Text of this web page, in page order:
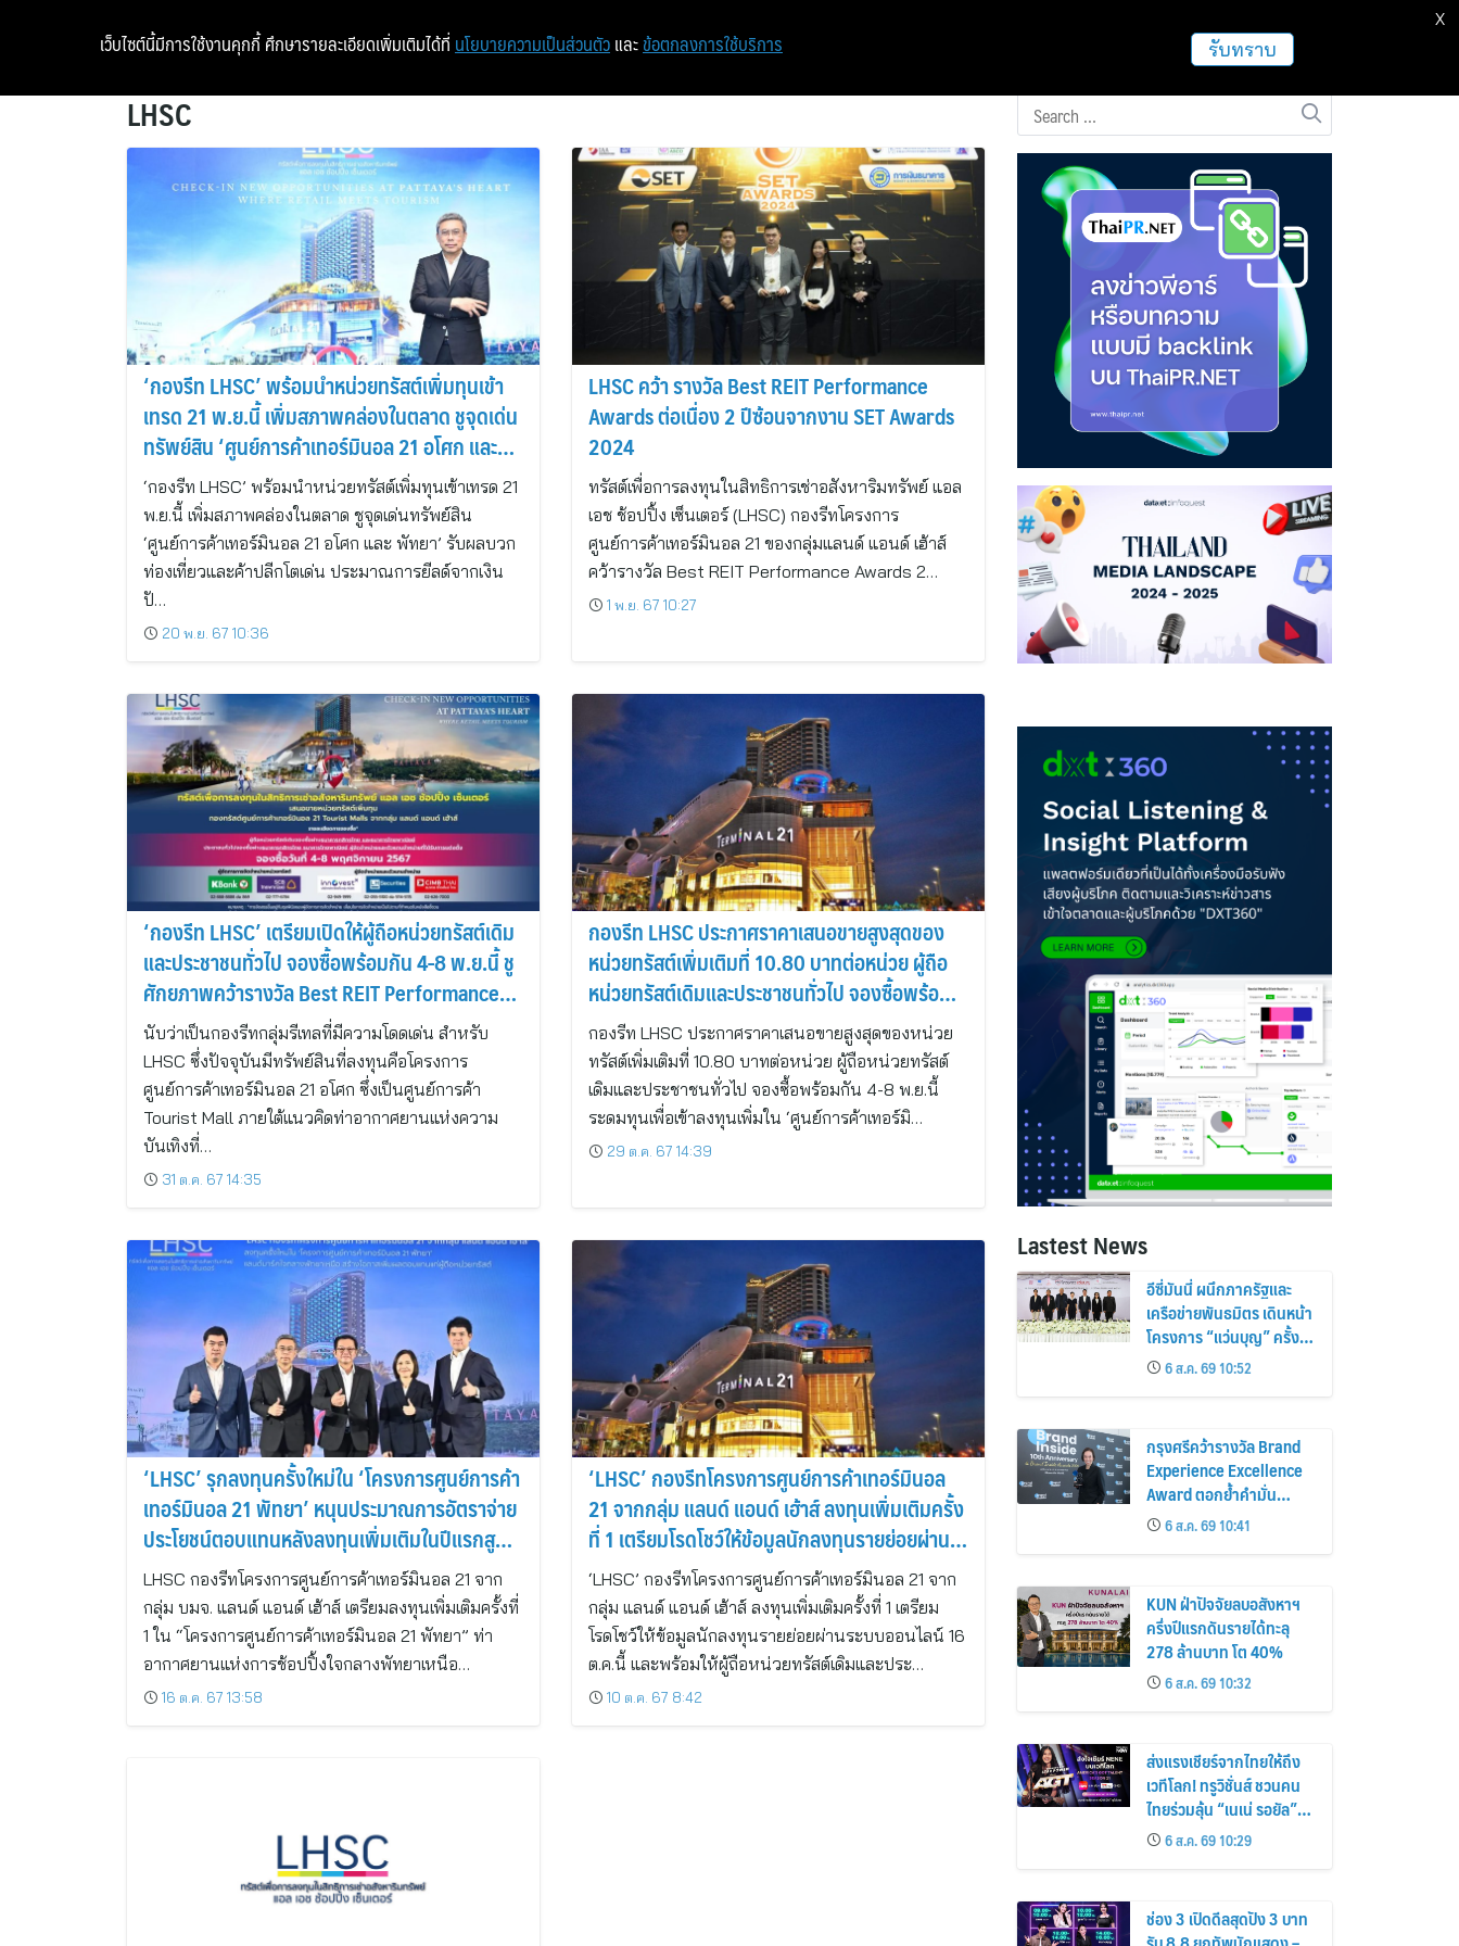
หน้าแรก ท่องเที่ยว ฝากข่าวประชาสัมพันธ์
LHSC
‘กองรีท LHSC’ พร้อมนำหน่วยทรัสต์เพิ่มทุนเข้า
เทรด 21 พ.ย.นี้ เพิ่มสภาพคล่องในตลาด ชูจุดเด่น
ทรัพย์สิน ‘ศูนย์การค้าเทอร์มินอล 21 อโศก และ
พัทยา’ รับผลบวกท่องเที่ยวและค้าปลีกโตเด่น
‘กองรีท LHSC’ พร้อมนำหน่วยทรัสต์เพิ่มทุนเข้าเทรด 21
พ.ย.นี้ เพิ่มสภาพคล่องในตลาด ชูจุดเด่นทรัพย์สิน
‘ศูนย์การค้าเทอร์มินอล 21 อโศก และ พัทยา’ รับผลบวก
ท่องเที่ยวและค้าปลีกโตเด่น ประมาณการยีลด์จากเงิน
ปั…
20 พ.ย. 67 10:36
LHSC คว้า รางวัล Best REIT Performance
Awards ต่อเนื่อง 2 ปีซ้อนจากงาน SET Awards
2024
ทรัสต์เพื่อการลงทุนในสิทธิการเช่าอสังหาริมทรัพย์ แอล
เอช ช้อปปิ้ง เซ็นเตอร์ (LHSC) กองรีทโครงการ
ศูนย์การค้าเทอร์มินอล 21 ของกลุ่มแลนด์ แอนด์ เฮ้าส์
คว้ารางวัล Best REIT Performance Awards 2…
1 พ.ย. 67 10:27
‘กองรีท LHSC’ เตรียมเปิดให้ผู้ถือหน่วยทรัสต์เดิม
และประชาชนทั่วไป จองซื้อพร้อมกัน 4-8 พ.ย.นี้ ชู
ศักยภาพคว้ารางวัล Best REIT Performance
Awards 2 ปีซ้อนจาก SET AWARDS 2024
นับว่าเป็นกองรีทกลุ่มรีเทลที่มีความโดดเด่น สำหรับ
LHSC ซึ่งปัจจุบันมีทรัพย์สินที่ลงทุนคือโครงการ
ศูนย์การค้าเทอร์มินอล 21 อโศก ซึ่งเป็นศูนย์การค้า
Tourist Mall ภายใต้แนวคิดท่าอากาศยานแห่งความ
บันเทิงที่…
31 ต.ค. 67 14:35
กองรีท LHSC ประกาศราคาเสนอขายสูงสุดของ
หน่วยทรัสต์เพิ่มเติมที่ 10.80 บาทต่อหน่วย ผู้ถือ
หน่วยทรัสต์เดิมและประชาชนทั่วไป จองซื้อพร้อม
กัน 4-8 พ.ย.นี้
กองรีท LHSC ประกาศราคาเสนอขายสูงสุดของหน่วย
ทรัสต์เพิ่มเติมที่ 10.80 บาทต่อหน่วย ผู้ถือหน่วยทรัสต์
เดิมและประชาชนทั่วไป จองซื้อพร้อมกัน 4-8 พ.ย.นี้
ระดมทุนเพื่อเข้าลงทุนเพิ่มใน ‘ศูนย์การค้าเทอร์มิ…
29 ต.ค. 67 14:39
‘LHSC’ รุกลงทุนครั้งใหม่ใน ‘โครงการศูนย์การค้า
เทอร์มินอล 21 พัทยา’ หนุนประมาณการอัตราจ่าย
ประโยชน์ตอบแทนหลังลงทุนเพิ่มเติมในปีแรกสูงที่
ประมาณ 9.5% เปิดให้ผู้ถือหน่วยทรัสต์เดิมและ
ประชาชนทั่วไป จองซื้อ 4-8 พ.ย.นี้
LHSC กองรีทโครงการศูนย์การค้าเทอร์มินอล 21 จาก
กลุ่ม บมจ. แลนด์ แอนด์ เฮ้าส์ เตรียมลงทุนเพิ่มเติมครั้งที่
1 ใน “โครงการศูนย์การค้าเทอร์มินอล 21 พัทยา” ท่า
อากาศยานแห่งการช้อปปิ้งใจกลางพัทยาเหนือ…
16 ต.ค. 67 13:58
‘LHSC’ กองรีทโครงการศูนย์การค้าเทอร์มินอล
21 จากกลุ่ม แลนด์ แอนด์ เฮ้าส์ ลงทุนเพิ่มเติมครั้ง
ที่ 1 เตรียมโรดโชว์ให้ข้อมูลนักลงทุนรายย่อยผ่าน
ระบบออนไลน์ 16 ต.ค.นี้
‘LHSC’ กองรีทโครงการศูนย์การค้าเทอร์มินอล 21 จาก
กลุ่ม แลนด์ แอนด์ เฮ้าส์ ลงทุนเพิ่มเติมครั้งที่ 1 เตรียม
โรดโชว์ให้ข้อมูลนักลงทุนรายย่อยผ่านระบบออนไลน์ 16
ต.ค.นี้ และพร้อมให้ผู้ถือหน่วยทรัสต์เดิมและประ…
10 ต.ค. 67 8:42
Lastest News
อีซี่มันนี่ ผนึกภาครัฐและ
เครือข่ายพันธมิตร เดินหน้า
โครงการ “แว่นบุญ” ครั้งที่
2 มอบแว่นสายตาแก่
ประชาชน 600 คน ขยาย
โอกาสการมองเห็นสู่ชุมชน
6 ส.ค. 69 10:52
กรุงศรีคว้ารางวัล Brand
Experience Excellence
Award ตอกย้ำคำมั่น
สัญญาแบรนด์ “ชีวิตง่าย
ได้ทุกวัน”
6 ส.ค. 69 10:41
KUN ฝ่าปัจจัยลบอสังหาฯ
ครึ่งปีแรกดันรายได้ทะลุ
278 ล้านบาท โต 40%
6 ส.ค. 69 10:32
ส่งแรงเชียร์จากไทยให้ถึง
เวทีโลก! ทรูวิชั่นส์ ชวนคน
ไทยร่วมลุ้น “เนเน่ รอยัล”
ครบทุกโมเมนต์บนเวที
AMERICA’S GOT TALENT
SEASON 21
6 ส.ค. 69 10:29
ช่อง 3 เปิดดีลสุดปัง 3 บาท
เว็บไซต์นี้มีการใช้งานคุกกี้ ศึกษารายละเอียดเพิ่มเติมได้ที่ นโยบายความเป็นส่วนตัว และ ข้อตกลงการใช้บริการ รับทราบ
X